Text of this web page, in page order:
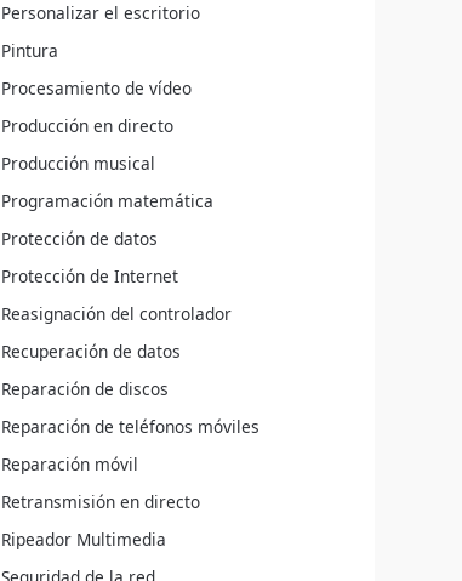
Personalizar el escritorio
Pintura
Procesamiento de vídeo
Producción en directo
Producción musical
Programación matemática
Protección de datos
Protección de Internet
Reasignación del controlador
Recuperación de datos
Reparación de discos
Reparación de teléfonos móviles
Reparación móvil
Retransmisión en directo
Ripeador Multimedia